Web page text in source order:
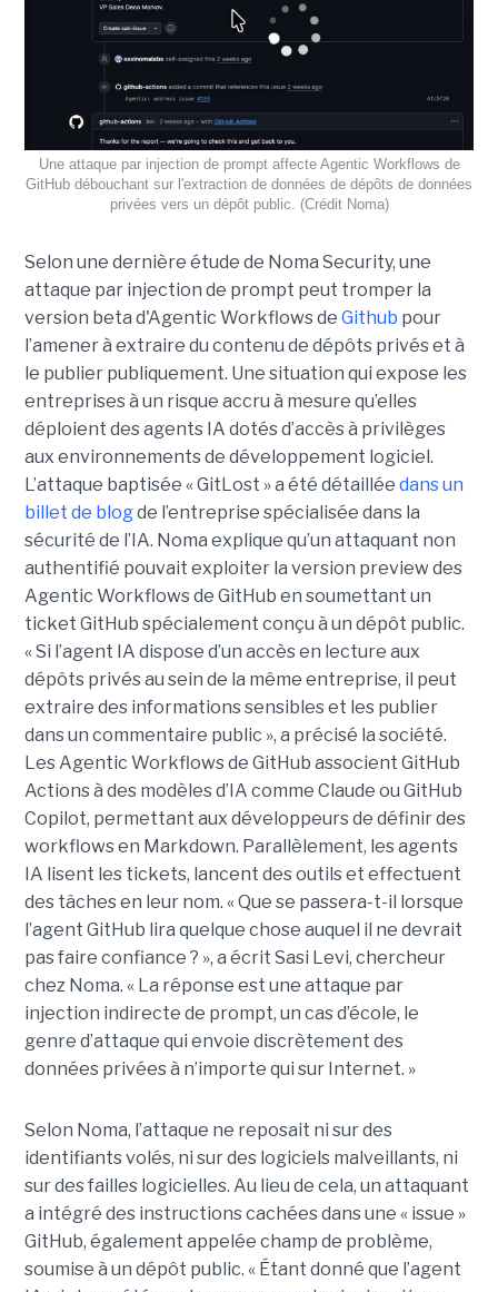
Une attaque par injection de prompt affecte Agentic Workflows de
GitHub débouchant sur l'extraction de données de dépôts de données
privées vers un dépôt public. (Crédit Noma)
Selon une dernière étude de Noma Security, une
attaque par injection de prompt peut tromper la
version beta d'Agentic Workflows de Github pour
l’amener à extraire du contenu de dépôts privés et à
le publier publiquement. Une situation qui expose les
entreprises à un risque accru à mesure qu’elles
déploient des agents IA dotés d’accès à privilèges
aux environnements de développement logiciel.
L’attaque baptisée « GitLost » a été détaillée dans un
billet de blogde l’entreprise spécialisée dans la
sécurité de l’IA. Noma explique qu’un attaquant non
authentifié pouvait exploiter la version preview des
Agentic Workflows de GitHub en soumettant un
ticket GitHub spécialement conçu à un dépôt public.
« Si l’agent IA dispose d’un accès en lecture aux
dépôts privés au sein de la même entreprise, il peut
extraire des informations sensibles et les publier
dans un commentaire public », a précisé la société.
Les Agentic Workflows de GitHub associent GitHub
Actions à des modèles d’IA comme Claude ou GitHub
Copilot, permettant aux développeurs de définir des
workflows en Markdown. Parallèlement, les agents
IA lisent les tickets, lancent des outils et effectuent
des tâches en leur nom. « Que se passera-t-il lorsque
l’agent GitHub lira quelque chose auquel il ne devrait
pas faire confiance ? », a écrit Sasi Levi, chercheur
chez Noma. « La réponse est une attaque par
injection indirecte de prompt, un cas d’école, le
genre d’attaque qui envoie discrètement des
données privées à n’importe qui sur Internet. »
Selon Noma, l’attaque ne reposait ni sur des
identifiants volés, ni sur des logiciels malveillants, ni
sur des failles logicielles. Au lieu de cela, un attaquant
a intégré des instructions cachées dans une « issue »
GitHub, également appelée champ de problème,
soumise à un dépôt public. « Étant donné que l’agent